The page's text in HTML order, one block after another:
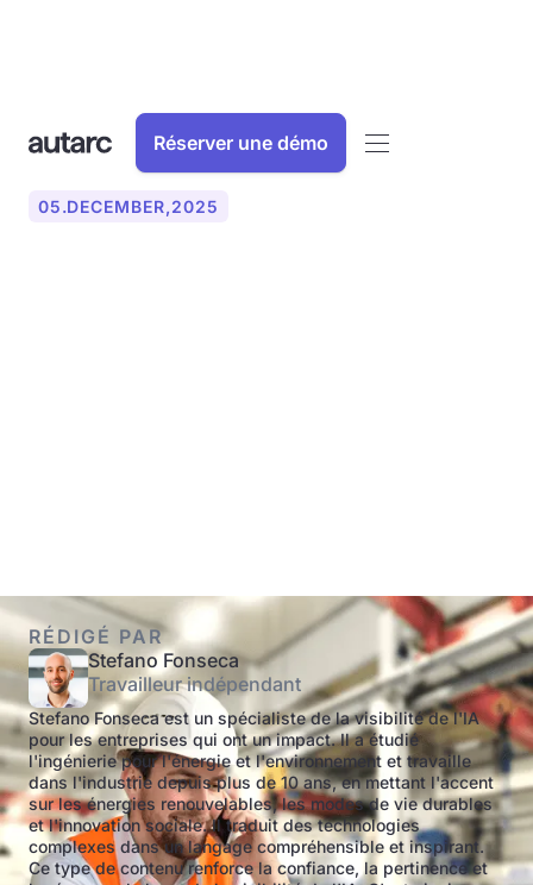
Réserver une démo
05.DECEMBER,2025
RÉDIGÉ PAR
Stefano Fonseca
Travailleur indépendant
Stefano Fonseca est un spécialiste de la visibilité de l'IA
pour les entreprises qui ont un impact. Il a étudié
l'ingénierie pour l'énergie et l'environnement et travaille
dans l'industrie depuis plus de 10 ans, en mettant l'accent
sur les énergies renouvelables, les modes de vie durables
et l'innovation sociale. Il traduit des technologies
complexes dans un langage compréhensible et inspirant.
Ce type de contenu renforce la confiance, la pertinence et